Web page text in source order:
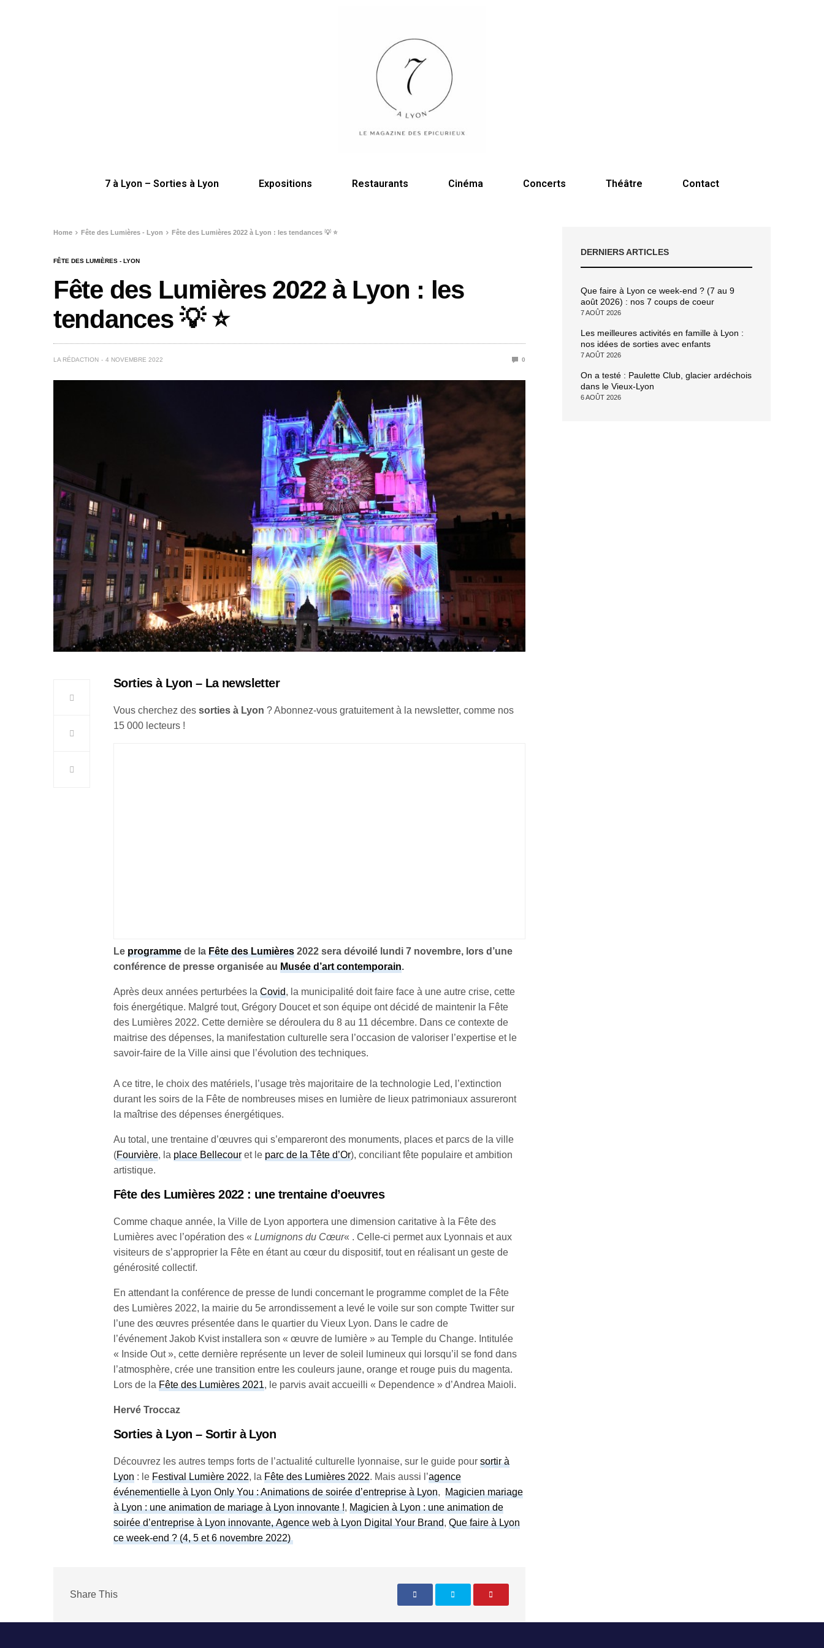
7 à Lyon – Sorties à Lyon Expositions Restaurants Cinéma Concerts Théâtre Contact
Home Fête des Lumières - Lyon Fête des Lumières 2022 à Lyon : les tendances 💡 ⭐️
FÊTE DES LUMIÈRES - LYON
Fête des Lumières 2022 à Lyon : les
tendances 💡 ⭐️
LA RÉDACTION 4 NOVEMBRE 2022 0
Sorties à Lyon – La newsletter
Vous cherchez dessorties à Lyon ? Abonnez-vous gratuitement à la newsletter, comme nos
15 000 lecteurs !
Leprogramme de laFête des Lumières 2022 sera dévoilé lundi 7 novembre, lors d’une
conférence de presse organisée auMusée d’art contemporain.
Après deux années perturbées laCovid, la municipalité doit faire face à une autre crise, cette
fois énergétique. Malgré tout, Grégory Doucet et son équipe ont décidé de maintenir la Fête
des Lumières 2022. Cette dernière se déroulera du 8 au 11 décembre. Dans ce contexte de
maitrise des dépenses, la manifestation culturelle sera l’occasion de valoriser l’expertise et le
savoir-faire de la Ville ainsi que l’évolution des techniques.
A ce titre, le choix des matériels, l’usage très majoritaire de la technologie Led, l’extinction
durant les soirs de la Fête de nombreuses mises en lumière de lieux patrimoniaux assureront
la maîtrise des dépenses énergétiques.
Au total, une trentaine d’œuvres qui s’empareront des monuments, places et parcs de la ville
(Fourvière, laplace Bellecour et leparc de la Tête d’Or), conciliant fête populaire et ambition
artistique.
Fête des Lumières 2022 : une trentaine d’oeuvres
Comme chaque année, la Ville de Lyon apportera une dimension caritative à la Fête des
Lumières avec l’opération des «Lumignons du Cœur« . Celle-ci permet aux Lyonnais et aux
visiteurs de s’approprier la Fête en étant au cœur du dispositif, tout en réalisant un geste de
générosité collectif.
En attendant la conférence de presse de lundi concernant le programme complet de la Fête
des Lumières 2022, la mairie du 5e arrondissement a levé le voile sur son compte Twitter sur
l’une des œuvres présentée dans le quartier du Vieux Lyon. Dans le cadre de
l’événement Jakob Kvist installera son « œuvre de lumière » au Temple du Change. Intitulée
« Inside Out », cette dernière représente un lever de soleil lumineux qui lorsqu’il se fond dans
l’atmosphère, crée une transition entre les couleurs jaune, orange et rouge puis du magenta.
Lors de laFête des Lumières 2021, le parvis avait accueilli « Dependence » d’Andrea Maioli.
Hervé Troccaz
Sorties à Lyon – Sortir à Lyon
Découvrez les autres temps forts de l’actualité culturelle lyonnaise, sur le guide poursortir à
Lyon : leFestival Lumière 2022, laFête des Lumières 2022. Mais aussi l’agence
événementielle à Lyon Only You : Animations de soirée d’entreprise à Lyon,Magicien mariage
à Lyon : une animation de mariage à Lyon innovante !,Magicien à Lyon : une animation de
soirée d’entreprise à Lyon innovante, Agence web à Lyon Digital Your Brand,Que faire à Lyon
ce week-end ? (4, 5 et 6 novembre 2022)
Share This
DERNIERS ARTICLES
Que faire à Lyon ce week-end ? (7 au 9
août 2026) : nos 7 coups de coeur
7 AOÛT 2026
Les meilleures activités en famille à Lyon :
nos idées de sorties avec enfants
7 AOÛT 2026
On a testé : Paulette Club, glacier ardéchois
dans le Vieux-Lyon
6 AOÛT 2026